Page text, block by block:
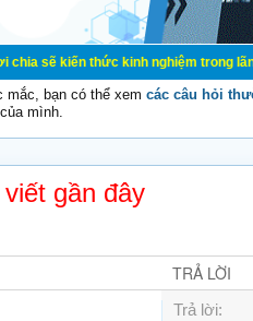
thức kinh nghiệm trong lãnh
mắc, bạn có thể xem các câu hỏi
mình.
viết gần đây
TRẢ LỜI
Trả lời: